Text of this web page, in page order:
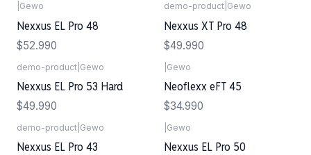
Gewo
Nexxus EL Pro 48
$52.990
demo-product Gewo
Nexxus XT Pro 48
$49.990
demo-product Gewo
Nexxus EL Pro 53 Hard
$49.990
Gewo
Neoflexx eFT 45
$34.990
demo-product Gewo
Nexxus EL Pro 43
Gewo
Nexxus EL Pro 50